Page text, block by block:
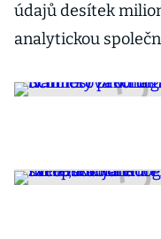
údajů desítek
analytickou